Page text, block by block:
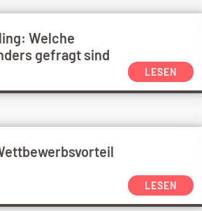
Welche
gefragt sind
LESEN
LESEN